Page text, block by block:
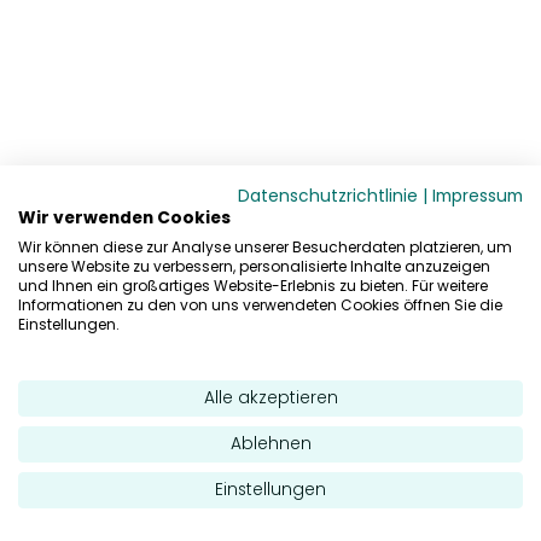
Datenschutzrichtlinie | Impressum
Wir verwenden Cookies
Wir können diese zur Analyse unserer Besucherdaten platzieren, um
unsere Website zu verbessern, personalisierte Inhalte anzuzeigen
und Ihnen ein großartiges Website-Erlebnis zu bieten. Für weitere
Informationen zu den von uns verwendeten Cookies öffnen Sie die
Einstellungen.
Alle akzeptieren
Ablehnen
Einstellungen